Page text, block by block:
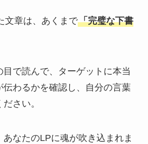
文章は、あくまで「完璧な下書
で読んで、ターゲットに本当
伝わるかを確認し、自分の言葉
さい。
なたのLPに魂が吹き込まれま